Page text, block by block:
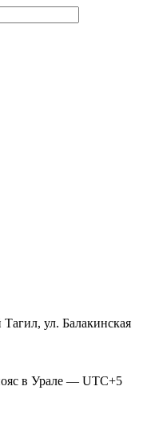
ул. Балакинская
в Урале — UTC+5